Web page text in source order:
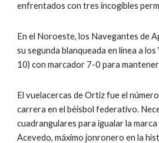
enfrentados con tres incogibles
En el Noroeste, los Navegantes de
su segunda blanqueada en línea a
10) con marcador 7-0 para
El vuelacercas de Ortiz fue el
carrera en el béisbol federativo.
cuadrangulares para igualar la
Acevedo, máximo jonronero en la